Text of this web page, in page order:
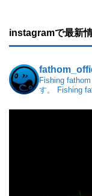
instagramで最新
Fishing
す。
Fishing